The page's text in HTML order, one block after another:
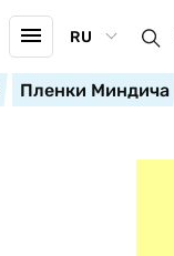
RU
Пленки Миндича